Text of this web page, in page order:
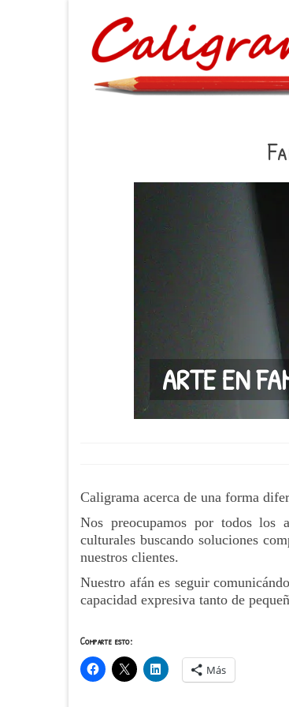
ARTE EN
Caligrama acerca de una forma
Nos preocupamos por todos los
culturales buscando soluciones
nuestros clientes.
Nuestro afán es seguir
capacidad expresiva tanto de
Comparte esto:
Más